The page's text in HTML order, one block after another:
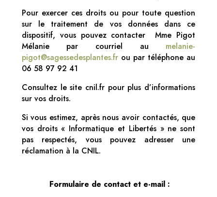
Pour exercer ces droits ou pour toute question
sur le traitement de vos données dans ce
dispositif, vous pouvez contacter Mme Pigot
Mélanie par courriel au melanie-
pigot@sagessedesplantes.frou par téléphone au
06 58 97 92 41
Consultez le site cnil.fr pour plus d’informations
sur vos droits.
Si vous estimez, après nous avoir contactés, que
vos droits « Informatique et Libertés » ne sont
pas respectés, vous pouvez adresser une
réclamation à la CNIL.
Formulaire de contact et e-mail :